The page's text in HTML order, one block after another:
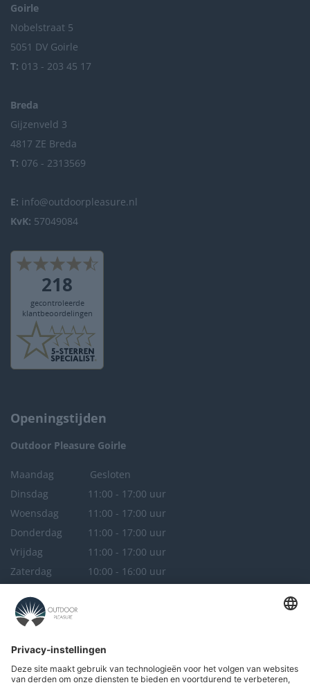
Openingstijden
Outdoor Pleasure Goirle
Maandag
Gesloten
Dinsdag
11:00 - 17:00 uur
Woensdag
11:00 - 17:00 uur
Donderdag
11:00 - 17:00 uur
Vrijdag
11:00 - 17:00 uur
Zaterdag
10:00 - 16:00 uur
Outdoor Pleasure
Maandag
Gesloten
Dinsdag
Gesloten
Goirle
Nobelstraat 5
5051 DV Goirle
T: 013 - 203 45 17
Breda
Gijzenveld 3
4817 ZE Breda
T: 076 - 2313569
E: info@outdoorpleasure.nl
KvK: 57049084